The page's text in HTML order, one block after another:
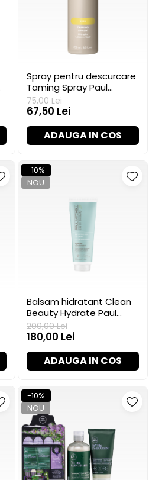
Spray pentru descurcare
Taming Spray Paul
Mitchell, 250 ml
75,00 Lei
67,50 Lei
ADAUGA IN COS
-10%
NOU
Balsam hidratant Clean
Beauty Hydrate Paul
Mitchell, 250 ml
200,00 Lei
180,00 Lei
ADAUGA IN COS
-10%
NOU